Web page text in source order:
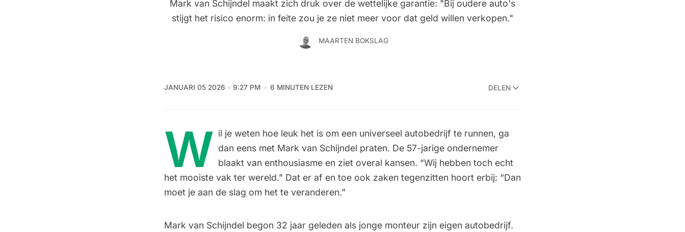
Mark van Schijndel maakt zich druk over de wettelijke garantie: "Bij oudere auto's
stijgt het risico enorm: in feite zou je ze niet meer voor dat geld willen verkopen."
MAARTEN BOKSLAG
JANUARI 05 2026 9:27 PM 6 MINUTEN LEZEN DELEN
W il je weten hoe leuk het is om een universeel autobedrijf te runnen, ga
dan eens met Mark van Schijndel praten. De 57-jarige ondernemer
blaakt van enthousiasme en ziet overal kansen. “Wij hebben toch echt
het mooiste vak ter wereld.” Dat er af en toe ook zaken tegenzitten hoort erbij: “Dan
moet je aan de slag om het te veranderen.”
Mark van Schijndel begon 32 jaar geleden als jonge monteur zijn eigen autobedrijf.